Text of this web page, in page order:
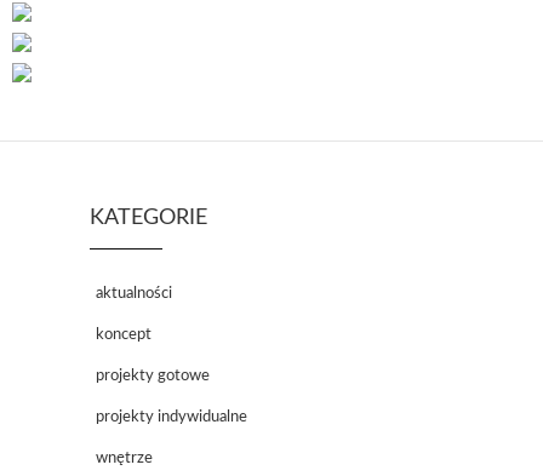
KATEGORIE
aktualności
koncept
projekty gotowe
projekty indywidualne
wnętrze